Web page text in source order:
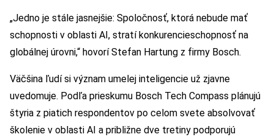
„Jedno je stále jasnejšie: Spoločnosť, ktorá nebude mať
schopnosti v oblasti AI, stratí konkurencieschopnosť na
globálnej úrovni,“ hovorí Stefan Hartung z firmy Bosch.
Väčšina ľudí si význam umelej inteligencie už zjavne
uvedomuje. Podľa prieskumu Bosch Tech Compass plánujú
štyria z piatich respondentov po celom svete absolvovať
školenie v oblasti AI a približne dve tretiny podporujú